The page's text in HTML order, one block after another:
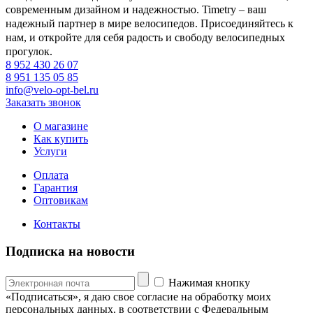
современным дизайном и надежностью. Timetry – ваш
надежный партнер в мире велосипедов. Присоединяйтесь к
нам, и откройте для себя радость и свободу велосипедных
прогулок.
8 952 430 26 07
8 951 135 05 85
info@velo-opt-bel.ru
Заказать звонок
О магазине
Как купить
Услуги
Оплата
Гарантия
Оптовикам
Контакты
Подписка на новости
Нажимая кнопку
«Подписаться», я даю свое согласие на обработку моих
персональных данных, в соответствии с Федеральным